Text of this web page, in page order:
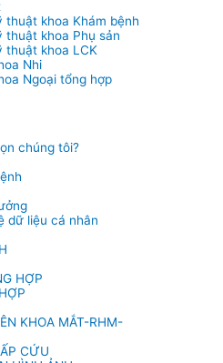
thuật khoa Khám bệnh
thuật khoa Phụ sản
thuật khoa LCK
Nhi
Ngoại tổng hợp
chúng tôi?
dữ liệu cá nhân
HỢP
KHOA MẮT-RHM-
CỨU